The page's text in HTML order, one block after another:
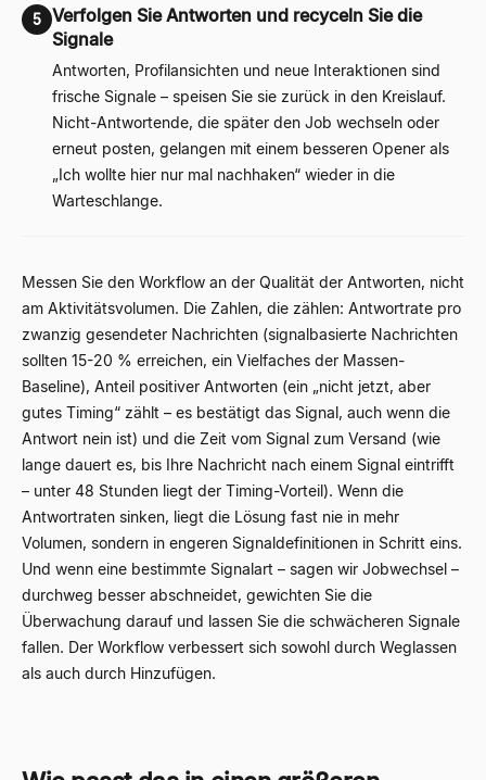
5
Verfolgen Sie Antworten und recyceln Sie die
Signale
Antworten, Profilansichten und neue Interaktionen sind
frische Signale – speisen Sie sie zurück in den Kreislauf.
Nicht-Antwortende, die später den Job wechseln oder
erneut posten, gelangen mit einem besseren Opener als
„Ich wollte hier nur mal nachhaken“ wieder in die
Warteschlange.
Messen Sie den Workflow an der Qualität der Antworten, nicht
am Aktivitätsvolumen. Die Zahlen, die zählen: Antwortrate pro
zwanzig gesendeter Nachrichten (signalbasierte Nachrichten
sollten 15-20 % erreichen, ein Vielfaches der Massen-
Baseline), Anteil positiver Antworten (ein „nicht jetzt, aber
gutes Timing“ zählt – es bestätigt das Signal, auch wenn die
Antwort nein ist) und die Zeit vom Signal zum Versand (wie
lange dauert es, bis Ihre Nachricht nach einem Signal eintrifft
– unter 48 Stunden liegt der Timing-Vorteil). Wenn die
Antwortraten sinken, liegt die Lösung fast nie in mehr
Volumen, sondern in engeren Signaldefinitionen in Schritt eins.
Und wenn eine bestimmte Signalart – sagen wir Jobwechsel –
durchweg besser abschneidet, gewichten Sie die
Überwachung darauf und lassen Sie die schwächeren Signale
fallen. Der Workflow verbessert sich sowohl durch Weglassen
als auch durch Hinzufügen.